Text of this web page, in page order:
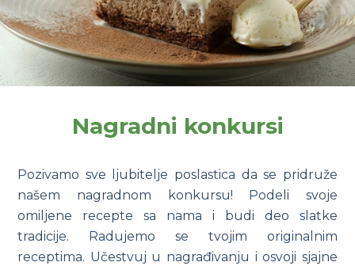
Nagradni konkursi
Pozivamo sve ljubitelje poslastica da se pridruže
našem nagradnom konkursu! Podeli svoje
omiljene recepte sa nama i budi deo slatke
tradicije. Radujemo se tvojim originalnim
receptima. Učestvuj u nagrađivanju i osvoji sjajne